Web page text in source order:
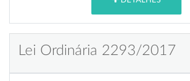
Lei Ordinária 2293/2017